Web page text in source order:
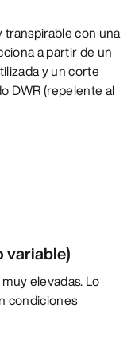
transpirable con una
a partir de un
y un corte
DWR (repelente al
variable)
elevadas. Lo
condiciones